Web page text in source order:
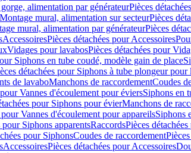
alimentation par générateurPièces
Montage mural, alimentation sur secteurPièces
mural, alimentation par générateurPièces
AccessoiresPièces détachées pour Accessoires
Vidages pour lavabosPièces détachées pour
Siphons en tube coudé, modèle gain de place
détachées pour Siphons à tube plongeur
de lavaboManchons de raccordementCoudes
Vannes d'écoulement pour éviersSiphons en
pour Siphons pour évierManchons de
pour Vannes d'écoulement pour appareilsSiphons
pour Siphons apparentsRaccordsPièces
pour SiphonsCoudes de raccordement
AccessoiresPièces détachées pour Accessoires